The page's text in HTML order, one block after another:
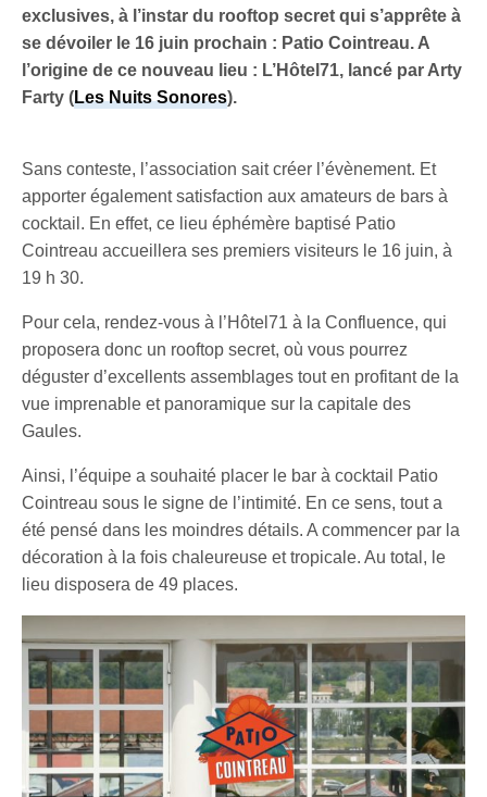
exclusives, à l’instar du rooftop secret qui s’apprête à
se dévoiler le 16 juin prochain : Patio Cointreau. A
l’origine de ce nouveau lieu : L’Hôtel71, lancé par Arty
Farty (Les Nuits Sonores).
Sans conteste, l’association sait créer l’évènement. Et
apporter également satisfaction aux amateurs de bars à
cocktail. En effet, ce lieu éphémère baptisé Patio
Cointreau accueillera ses premiers visiteurs le 16 juin, à
19 h 30.
Pour cela, rendez-vous à l’Hôtel71 à la Confluence, qui
proposera donc un rooftop secret, où vous pourrez
déguster d’excellents assemblages tout en profitant de la
vue imprenable et panoramique sur la capitale des
Gaules.
Ainsi, l’équipe a souhaité placer le bar à cocktail Patio
Cointreau sous le signe de l’intimité. En ce sens, tout a
été pensé dans les moindres détails. A commencer par la
décoration à la fois chaleureuse et tropicale. Au total, le
lieu disposera de 49 places.